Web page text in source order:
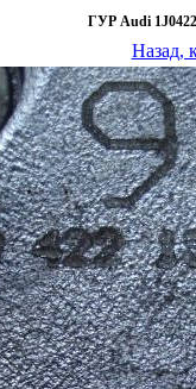
ГУР Audi
Назад,